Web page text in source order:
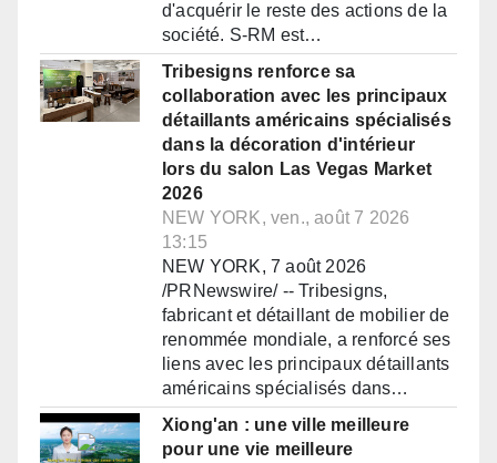
d'acquérir le reste des actions de la
société. S-RM est…
Tribesigns renforce sa
collaboration avec les principaux
détaillants américains spécialisés
dans la décoration d'intérieur
lors du salon Las Vegas Market
2026
NEW YORK, ven., août 7 2026
13:15
NEW YORK, 7 août 2026
/PRNewswire/ -- Tribesigns,
fabricant et détaillant de mobilier de
renommée mondiale, a renforcé ses
liens avec les principaux détaillants
américains spécialisés dans…
Xiong'an : une ville meilleure
pour une vie meilleure